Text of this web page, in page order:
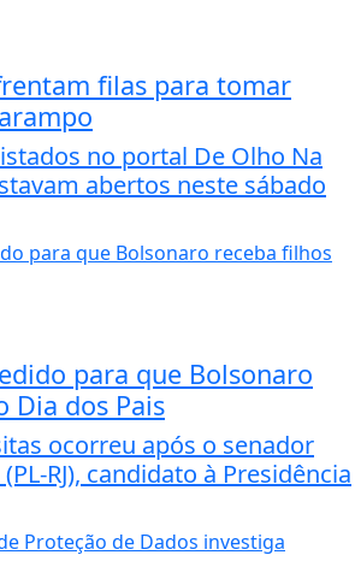
filas para tomar
no portal De Olho Na
abertos neste sábado
para que Bolsonaro
Dia dos Pais
ocorreu após o senador
RJ), candidato à Presidência